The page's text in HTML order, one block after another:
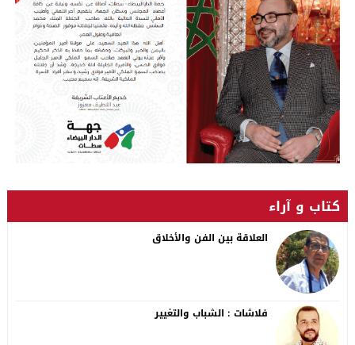
كتاب و آراء
العلاقة بين الفن والأخلاق
فلاشات : الشباب والتغيير